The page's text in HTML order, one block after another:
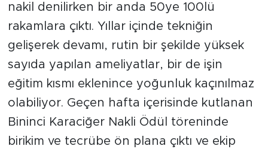
nakil denilirken bir anda 50ye 100lü
rakamlara çıktı. Yıllar içinde tekniğin
gelişerek devamı, rutin bir şekilde yüksek
sayıda yapılan ameliyatlar, bir de işin
eğitim kısmı eklenince yoğunluk kaçınılmaz
olabiliyor. Geçen hafta içerisinde kutlanan
Bininci Karaciğer Nakli Ödül töreninde
birikim ve tecrübe ön plana çıktı ve ekip
Arapgir
Arguvan
Battalgazi
Darende
Doğanşehir